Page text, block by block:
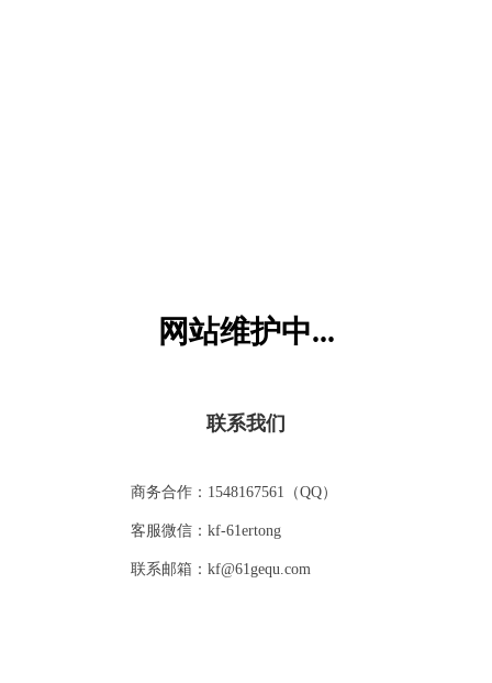
网站维护中...
联系我们
商务合作：1548167561（QQ）
客服微信：kf-61ertong
联系邮箱：kf@61gequ.com